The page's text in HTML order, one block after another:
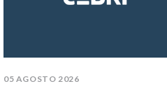
05 AGOSTO 2026